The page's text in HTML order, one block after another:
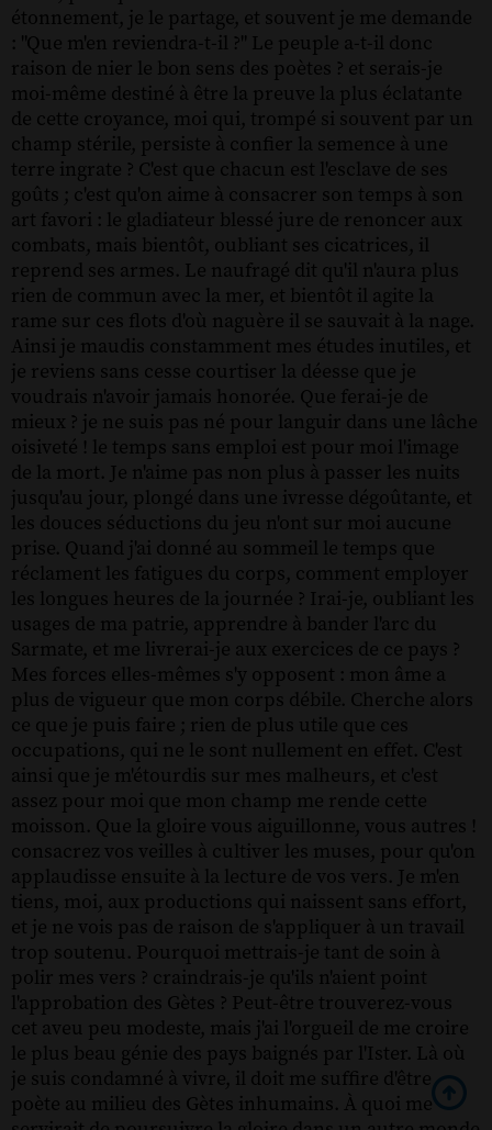
étonnement, je le partage, et souvent je me demande
: "Que m'en reviendra-t-il ?" Le peuple a-t-il donc
raison de nier le bon sens des poètes ? et serais-je
moi-même destiné à être la preuve la plus éclatante
de cette croyance, moi qui, trompé si souvent par un
champ stérile, persiste à confier la semence à une
terre ingrate ? C'est que chacun est l'esclave de ses
goûts ; c'est qu'on aime à consacrer son temps à son
art favori : le gladiateur blessé jure de renoncer aux
combats, mais bientôt, oubliant ses cicatrices, il
reprend ses armes. Le naufragé dit qu'il n'aura plus
rien de commun avec la mer, et bientôt il agite la
rame sur ces flots d'où naguère il se sauvait à la nage.
Ainsi je maudis constamment mes études inutiles, et
je reviens sans cesse courtiser la déesse que je
voudrais n'avoir jamais honorée. Que ferai-je de
mieux ? je ne suis pas né pour languir dans une lâche
oisiveté ! le temps sans emploi est pour moi l'image
de la mort. Je n'aime pas non plus à passer les nuits
jusqu'au jour, plongé dans une ivresse dégoûtante, et
les douces séductions du jeu n'ont sur moi aucune
prise. Quand j'ai donné au sommeil le temps que
réclament les fatigues du corps, comment employer
les longues heures de la journée ? Irai-je, oubliant les
usages de ma patrie, apprendre à bander l'arc du
Sarmate, et me livrerai-je aux exercices de ce pays ?
Mes forces elles-mêmes s'y opposent : mon âme a
plus de vigueur que mon corps débile. Cherche alors
ce que je puis faire ; rien de plus utile que ces
occupations, qui ne le sont nullement en effet. C'est
ainsi que je m'étourdis sur mes malheurs, et c'est
assez pour moi que mon champ me rende cette
moisson. Que la gloire vous aiguillonne, vous autres !
consacrez vos veilles à cultiver les muses, pour qu'on
applaudisse ensuite à la lecture de vos vers. Je m'en
tiens, moi, aux productions qui naissent sans effort,
et je ne vois pas de raison de s'appliquer à un travail
trop soutenu. Pourquoi mettrais-je tant de soin à
polir mes vers ? craindrais-je qu'ils n'aient point
l'approbation des Gètes ? Peut-être trouverez-vous
cet aveu peu modeste, mais j'ai l'orgueil de me croire
le plus beau génie des pays baignés par l'Ister. Là où
je suis condamné à vivre, il doit me suffire d'être
poète au milieu des Gètes inhumains. À quoi me